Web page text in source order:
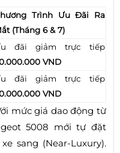
Trình Ưu Đãi Ra
(Tháng 6 & 7)
đãi giảm trực tiếp
VND
đãi giảm trực tiếp
VND
mức giá dao động từ
5008 mới tự đặt
sang (Near-Luxury).